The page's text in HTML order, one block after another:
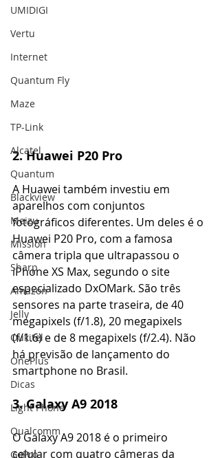
UMIDIGI
Vertu
Internet
Quantum Fly
Maze
TP-Link
Alcatel
Quantum
Blackview
Meizu
Mission
Sharp
Amazon
Jelly
Oukitel
OnePlus
Dicas
Light Phone
Qualcomm
GoPro
2. Huawei P20 Pro
A Huawei também investiu em
aparelhos com conjuntos
fotográficos diferentes. Um deles é o
Huawei P20 Pro, com a famosa
câmera tripla que ultrapassou o
iPhone XS Max, segundo o site
especializado DxOMark. São três
sensores na parte traseira, de 40
megapixels (f/1.8), 20 megapixels
(f/1.6) e de 8 megapixels (f/2.4). Não
há previsão de lançamento do
smartphone no Brasil.
3. Galaxy A9 2018
O Galaxy A9 2018 é o primeiro
celular com quatro câmeras da